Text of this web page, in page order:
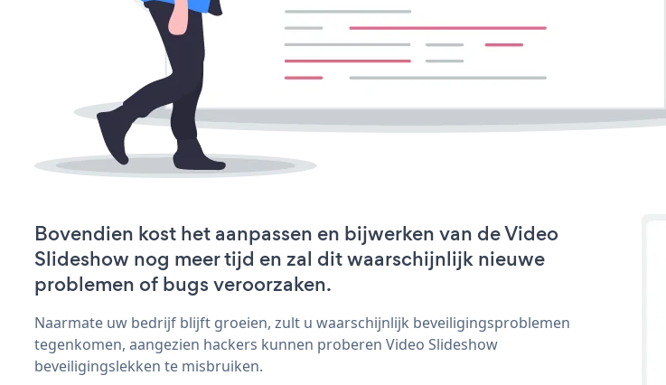
Bovendien kost het aanpassen en bijwerken van de Video
Slideshow nog meer tijd en zal dit waarschijnlijk nieuwe
problemen of bugs veroorzaken.
Naarmate uw bedrijf blijft groeien, zult u waarschijnlijk beveiligingsproblemen
tegenkomen, aangezien hackers kunnen proberen Video Slideshow
beveiligingslekken te misbruiken.